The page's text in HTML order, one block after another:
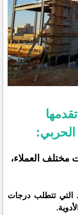
مختلف العملاء،
التي تتطلب درجات